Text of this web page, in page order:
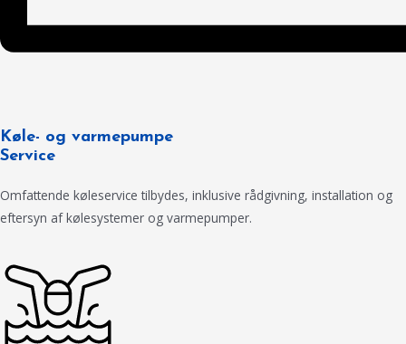
Køle- og varmepumpe
Service
Omfattende køleservice tilbydes, inklusive rådgivning, installation og
eftersyn af kølesystemer og varmepumper.